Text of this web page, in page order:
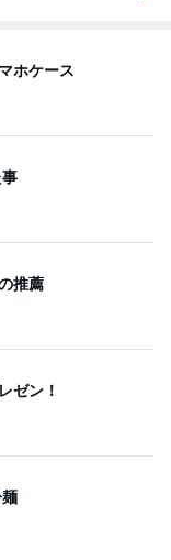
ホケース
推薦
ゼン！